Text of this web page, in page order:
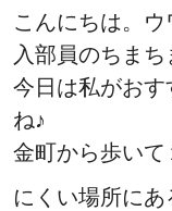
こんにちは。
入部員のちまち
今日は私がお
ね♪
金町から歩いて
にくい場所にあ